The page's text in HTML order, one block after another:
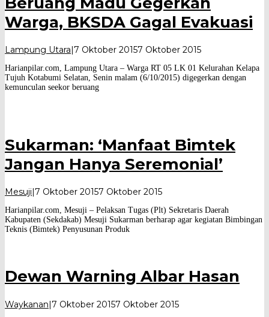
Warga, BKSDA Gagal Evakuasi
Lampung Utara 7 Oktober 20157 Oktober 2015oleh
Pilar
Harianpilar.com, Lampung Utara – Warga RT 05 LK 01 Kelurahan Kelapa
Tujuh Kotabumi Selatan, Senin malam (6/10/2015) digegerkan dengan
kemunculan seekor beruang
Sukarman: ‘Manfaat Bimtek
Jangan Hanya Seremonial’
Mesuji 7 Oktober 20157 Oktober 2015oleh
Pilar
Harianpilar.com, Mesuji – Pelaksan Tugas (Plt) Sekretaris Daerah
Kabupaten (Sekdakab) Mesuji Sukarman berharap agar kegiatan Bimbingan
Teknis (Bimtek) Penyusunan Produk
Dewan Warning Albar Hasan
Waykanan|7 Oktober 20157 Oktober 2015oleh